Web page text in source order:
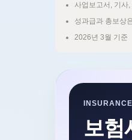
사업보고서, 기사
성과급과 총보상
2026년 3월 기준
보험